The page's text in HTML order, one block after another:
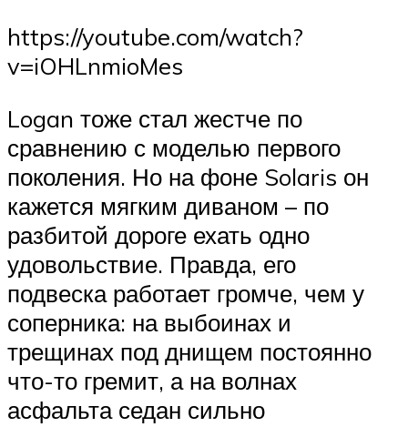
https://youtube.com/watch?
v=iOHLnmioMes
Logan тоже стал жестче по
сравнению с моделью первого
поколения. Но на фоне Solaris он
кажется мягким диваном – по
разбитой дороге ехать одно
удовольствие. Правда, его
подвеска работает громче, чем у
соперника: на выбоинах и
трещинах под днищем постоянно
что-то гремит, а на волнах
асфальта седан сильно